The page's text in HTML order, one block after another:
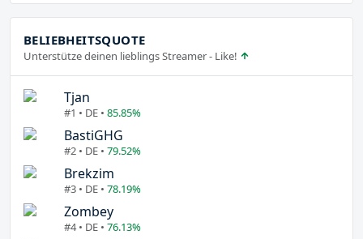
BELIEBHEITSQUOTE
Unterstütze deinen lieblings Streamer - Like!
Tjan
#1 • DE • 85.85%
BastiGHG
#2 • DE • 79.52%
Brekzim
#3 • DE • 78.19%
Zombey
#4 • DE • 76.13%